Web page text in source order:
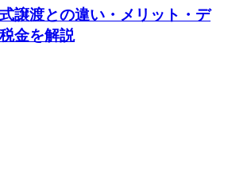
譲渡との違い・メリット・デ
金を解説